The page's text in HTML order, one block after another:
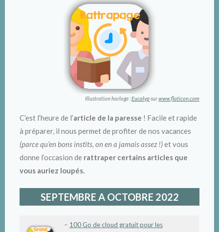
Illustration horloge :Eucalypsurwww.flaticon.com
C’est l’heure de l’article de la paresse ! Facile et rapide
à préparer, il nous permet de profiter de nos vacances
(parce qu’en bons instits, on en a jamais assez !)et vous
donne l’occasion de rattraper certains articles que
vous auriez loupés.
SEPTEMBRE A OCTOBRE 2022
– 100 Go de cloud gratuit pour les